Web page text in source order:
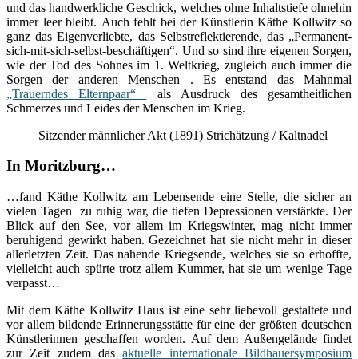
und das handwerkliche Geschick, welches ohne Inhaltstiefe ohnehin
immer leer bleibt. Auch fehlt bei der Künstlerin Käthe Kollwitz so
ganz das Eigenverliebte, das Selbstreflektierende, das „Permanent-
sich-mit-sich-selbst-beschäftigen“. Und so sind ihre eigenen Sorgen,
wie der Tod des Sohnes im 1. Weltkrieg, zugleich auch immer die
Sorgen der anderen Menschen . Es entstand das Mahnmal
„Trauerndes Elternpaar“
als Ausdruck des gesamtheitlichen
Schmerzes und Leides der Menschen im Krieg.
Sitzender männlicher Akt (1891) Strichätzung / Kaltnadel
In Moritzburg…
…fand Käthe Kollwitz am Lebensende eine Stelle, die sicher an
vielen Tagen zu ruhig war, die tiefen Depressionen verstärkte. Der
Blick auf den See, vor allem im Kriegswinter, mag nicht immer
beruhigend gewirkt haben. Gezeichnet hat sie nicht mehr in dieser
allerletzten Zeit. Das nahende Kriegsende, welches sie so erhoffte,
vielleicht auch spürte trotz allem Kummer, hat sie um wenige Tage
verpasst…
Mit dem Käthe Kollwitz Haus ist eine sehr liebevoll gestaltete und
vor allem bildende Erinnerungsstätte für eine der größten deutschen
Künstlerinnen geschaffen worden. Auf dem Außengelände findet
zur Zeit zudem dasaktuelle internationale Bildhauersymposium